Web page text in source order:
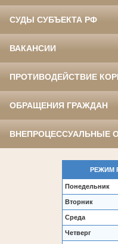
СУДЫ СУБЪЕКТА РФ
ВАКАНСИИ
ПРОТИВОДЕЙСТВИЕ
ОБРАЩЕНИЯ ГРАЖДАН
ВНЕПРОЦЕССУАЛЬНЫЕ
РЕЖИМ
Понедельник
Вторник
Среда
Четверг